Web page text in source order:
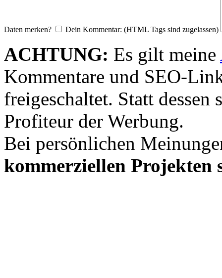
Daten merken? Dein Kommentar: (HTML Tags sind zugelassen)
ACHTUNG: Es gilt meine
Kommentare und SEO-
freigeschaltet. Statt dessen
Profiteur der Werbung.
Bei persönlichen
kommerziellen Projekten